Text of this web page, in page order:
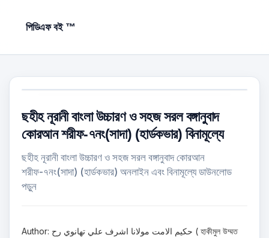
পিডিএফ বই ™
ছহীহ নূরানী বাংলা উচ্চারণ ও সহজ সরল বঙ্গানুবাদ
কোরআন শরীফ-৭নং(সাদা) (হার্ডকভার) বিনামূল্যে
ছহীহ নূরানী বাংলা উচ্চারণ ও সহজ সরল বঙ্গানুবাদ কোরআন
শরীফ-৭নং(সাদা) (হার্ডকভার) অনলাইন এবং বিনামূল্যে ডাউনলোড
পড়ুন
Author: حكيم الامت مولانا اشرف علي تهانوي رح ( হাকীমুল উম্মত